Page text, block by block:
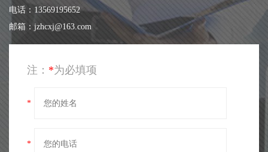
注： *为必填项
*
*
电话：13569195652
邮箱：jzhcxj@163.com